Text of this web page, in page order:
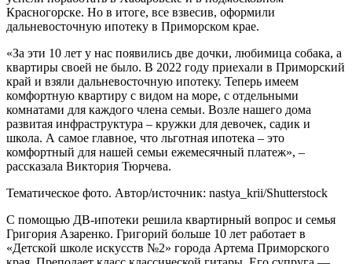
Красногорске. Но в итоге, все взвесив, оформили
дальневосточную ипотеку в Приморском крае.
«За эти 10 лет у нас появились две дочки, любимица собака, а
квартиры своей не было. В 2022 году приехали в Приморский
край и взяли дальневосточную ипотеку. Теперь имеем
комфортную квартиру с видом на море, с отдельными
комнатами для каждого члена семьи. Возле нашего дома
развитая инфраструктура – кружки для девочек, садик и
школа. А самое главное, что льготная ипотека – это
комфортный для нашей семьи ежемесячный платеж», –
рассказала Виктория Тюрчева.
Тематическое фото. Автор/источник: nastya_krii/Shutterstock
С помощью ДВ-ипотеки решила квартирный вопрос и семья
Григория Азаренко. Григорий больше 10 лет работает в
«Детской школе искусств №2» города Артема Приморского